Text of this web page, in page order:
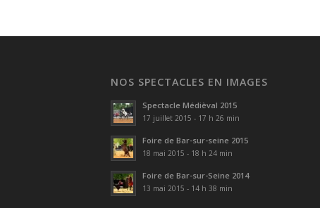
NOS SPECTACLES EN IMAGES
Spectacle Médièval 2015
17 juillet 2015 - 17 h 26 min
Foire de Bar-sur-seine 2015
18 mai 2015 - 18 h 24 min
Foire de Bar-sur-Seine 2014
13 mai 2015 - 14 h 38 min